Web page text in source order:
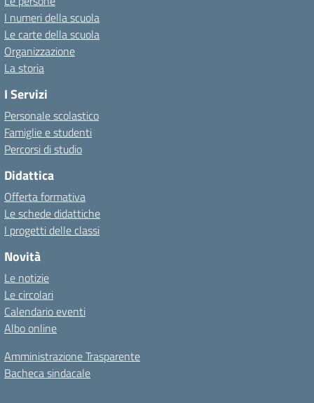
I numeri della scuola
Le carte della scuola
Organizzazione
La storia
I Servizi
Personale scolastico
Famiglie e studenti
Percorsi di studio
Didattica
Offerta formativa
Le schede didattiche
I progetti delle classi
Novità
Le notizie
Le circolari
Calendario eventi
Albo online
Amministrazione Trasparente
Bacheca sindacale